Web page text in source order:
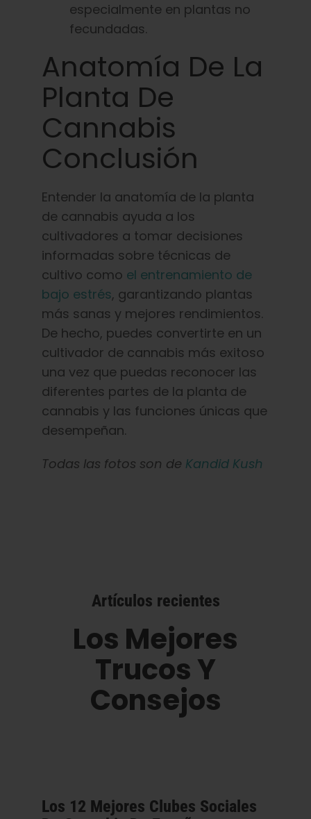
especialmente en plantas no
fecundadas.
Anatomía De La
Planta De
Cannabis
Conclusión
Entender la anatomía de la planta
de cannabis ayuda a los
cultivadores a tomar decisiones
informadas sobre técnicas de
cultivo como el entrenamiento de
bajo estrés, garantizando plantas
más sanas y mejores rendimientos.
De hecho, puedes convertirte en un
cultivador de cannabis más exitoso
una vez que puedas reconocer las
diferentes partes de la planta de
cannabis y las funciones únicas que
desempeñan.
Todas las fotos son de Kandid Kush
Artículos recientes
Los Mejores
Trucos Y
Consejos
Los 12 Mejores Clubes Sociales